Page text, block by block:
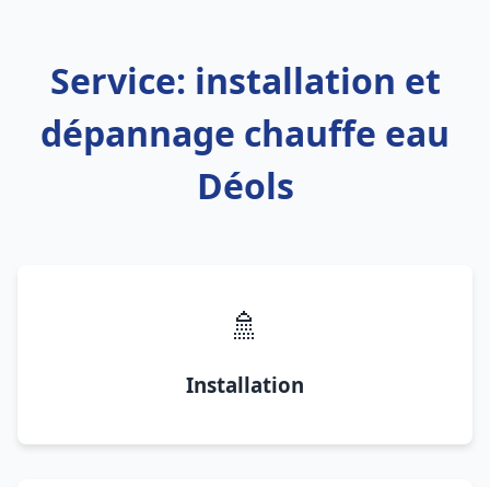
Service: installation et
dépannage chauffe eau
Déols
🚿
Installation